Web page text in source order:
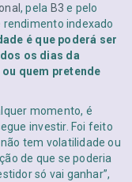
, pela B3e pelo
rendimento indexado
é que poderá ser
os dias da
quem pretende
momento, é
investir. Foi feito
tem volatilidade ou
de que se poderia
só vai ganhar”,